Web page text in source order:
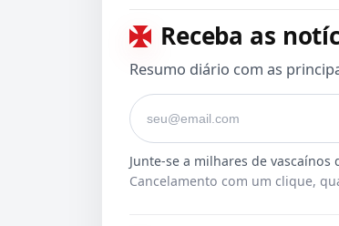
Receba as
Resumo diário com as
Seu e-mail
Cancelamento com um clique,